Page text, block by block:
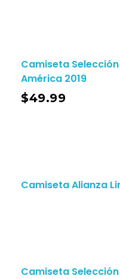
Camiseta
América 2019
$49.99
Camiseta Alianza
Camiseta